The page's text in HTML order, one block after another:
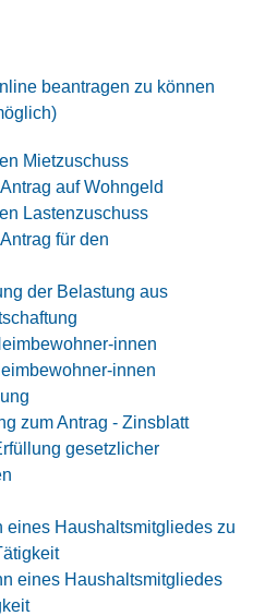
beantragen zu können
Mietzuschuss
auf Wohngeld
Lastenzuschuss
für den
der Belastung aus
innen
innen
zum Antrag - Zinsblatt
gesetzlicher
eines Haushaltsmitgliedes zu
eines Haushaltsmitgliedes